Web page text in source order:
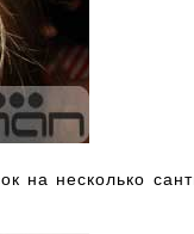
на несколько